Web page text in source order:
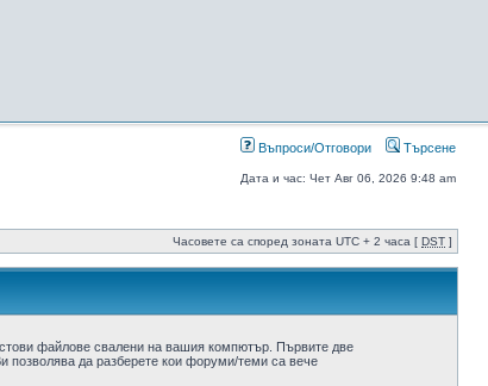
Въпроси/Отговори Търсене
Дата и час: Чет Авг 06, 2026 9:48 am
Часовете са според зоната UTC + 2 часа [ DST ]
файлове свалени на вашия компютър. Първите две
позволява да разберете кои форуми/теми са вече